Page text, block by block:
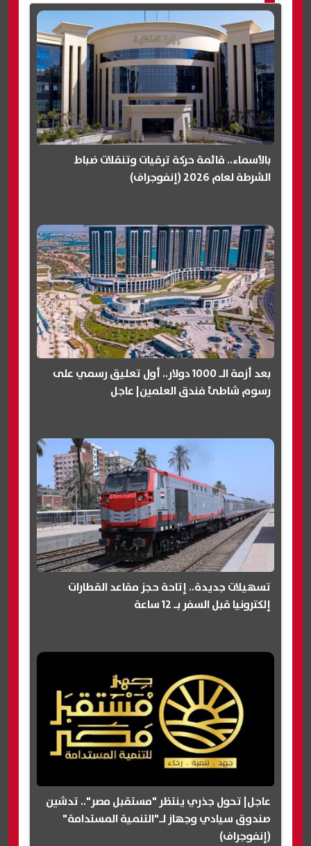
بالأسماء.. قائمة حركة ترقيات وتنقلات ضباط
الشرطة لعام 2026 (إنفوجراف)
بعد أزمة الـ 1000 دولار.. أول تعليق رسمي على
رسوم شاطئ فندق العلمين| عاجل
تسهيلات جديدة.. إتاحة حجز مقاعد القطارات
إلكترونيا قبل السفر بـ 12 ساعة
عاجل| تحول جذري ينتظر "مستقبل مصر".. تدشين
صندوق سيادي وجهاز لـ"التنمية المستدامة"
(إنفوجراف)